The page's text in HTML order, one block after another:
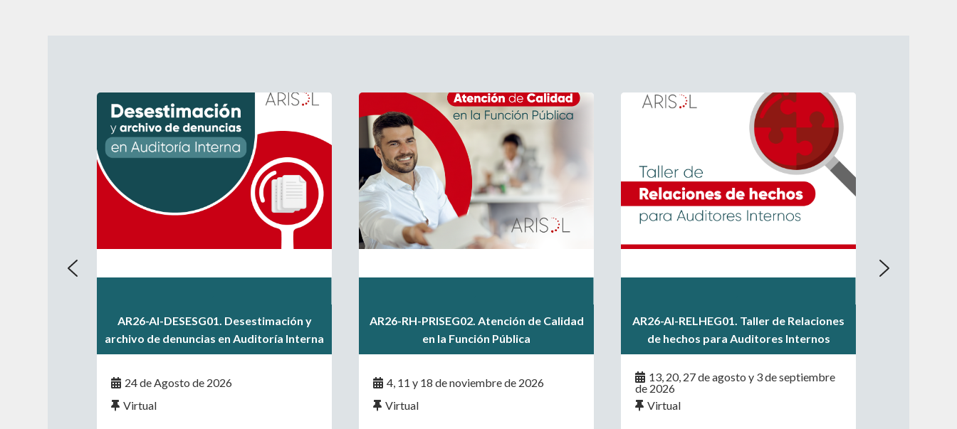
AR26-AI-DESESG01. Desestimación y
archivo de denuncias en Auditoría Interna
Virtual
.
24 de Agosto de 2026
AR26-RH-PRISEG02. Atención de Calidad
en la Función Pública
Virtual
.
4, 11 y 18 de noviembre de 2026
AR26-AI-RELHEG01. Taller de Relaciones
de hechos para Auditores Internos
Virtual
.
13, 20, 27 de agosto y 3 de septiembre
de 2026